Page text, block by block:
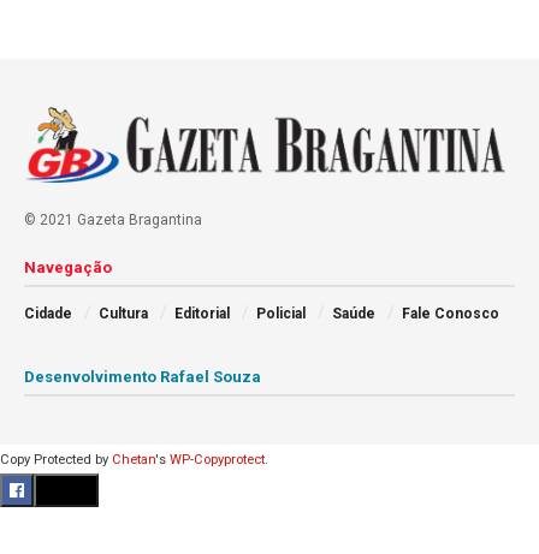
© 2021 Gazeta Bragantina
Navegação
Cidade Cultura Editorial Policial Saúde Fale Conosco
Desenvolvimento Rafael Souza
Copy Protected by Chetan's WP-Copyprotect.